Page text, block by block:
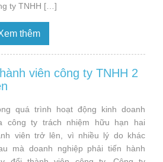
ty TNHH […]
thêm
viên công ty TNHH 2
quá trình hoạt động kinh doanh
công ty trách nhiệm hữu hạn hai
viên trở lên, vì nhiều lý do khác
mà doanh nghiệp phải tiến hành